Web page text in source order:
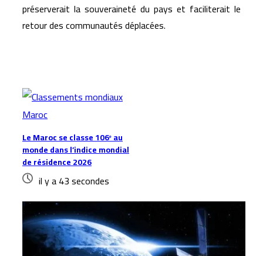
préserverait la souveraineté du pays et faciliterait le
retour des communautés déplacées.
Le Maroc se classe 106ᵉ au
monde dans l’indice mondial
de résidence 2026
il y a 43 secondes